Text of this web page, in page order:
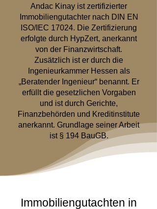
Andac Kinay ist zertifizierter
Immobiliengutachter nach DIN EN
ISO/IEC 17024. Die Zertifizierung
erfolgte durch HypZert, anerkannt
von der Finanzwirtschaft.
Zusätzlich ist er durch die
Ingenieurkammer Hessen als
„Beratender Ingenieur“ benannt. Er
erfüllt die gesetzlichen Vorgaben
und ist durch Gerichte,
Finanzbehörden und Kreditinstitute
anerkannt. Grundlage seiner Arbeit
ist § 194 BauGB.
Immobiliengutachten in